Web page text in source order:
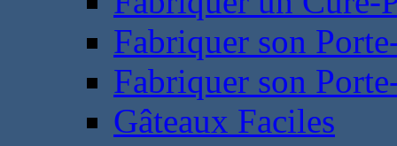
Fabriquer son
Fabriquer son
Gâteaux Faciles